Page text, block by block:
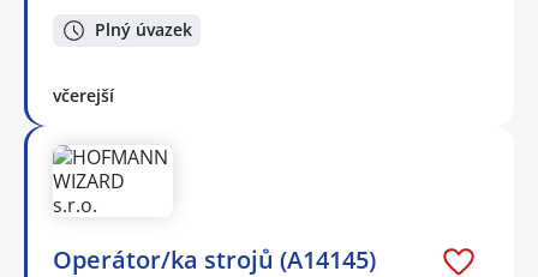
Plný úvazek
včerejší
Operátor/ka strojů (A14145)